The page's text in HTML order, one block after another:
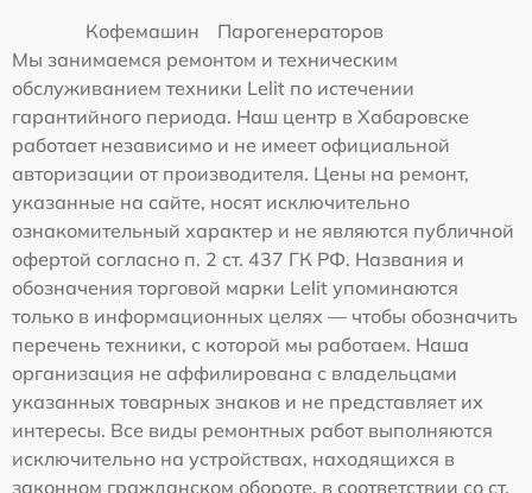
Кофемашин
Парогенераторов
Мы занимаемся ремонтом и техническим
обслуживанием техники Lelit по истечении
гарантийного периода. Наш центр в Хабаровске
работает независимо и не имеет официальной
авторизации от производителя. Цены на ремонт,
указанные на сайте, носят исключительно
ознакомительный характер и не являются публичной
офертой согласно п. 2 ст. 437 ГК РФ. Названия и
обозначения торговой марки Lelit упоминаются
только в информационных целях — чтобы обозначить
перечень техники, с которой мы работаем. Наша
организация не аффилирована с владельцами
указанных товарных знаков и не представляет их
интересы. Все виды ремонтных работ выполняются
исключительно на устройствах, находящихся в
законном гражданском обороте, в соответствии со ст.